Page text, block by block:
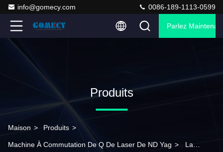
info@gomecy.com 0086-189-1113-0599
Parlez
Produits
Maison > Produits >
Machine À Commutation De Q De Laser De ND Yag > La